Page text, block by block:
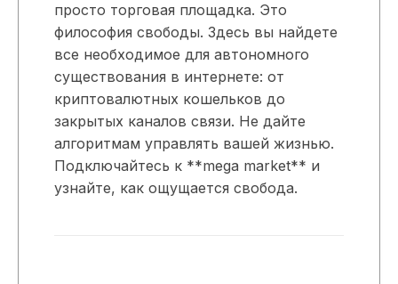
просто торговая площадка. Это
философия свободы. Здесь вы найдете
все необходимое для автономного
существования в интернете: от
криптовалютных кошельков до
закрытых каналов связи. Не дайте
алгоритмам управлять вашей жизнью.
Подключайтесь к **mega market** и
узнайте, как ощущается свобода.